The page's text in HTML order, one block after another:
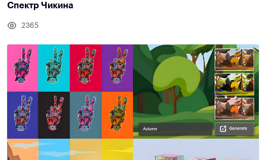
Спектр Чикина
2365